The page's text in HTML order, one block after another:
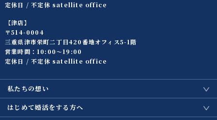
定休日 / 不定休 satellite office
【津店】
〒514-0004
三重県津市栄町二丁目420番地オフィス5-1階
営業時間：10:00〜19:00
定休日 / 不定休 satellite office
私たちの想い
はじめて婚活をする方へ